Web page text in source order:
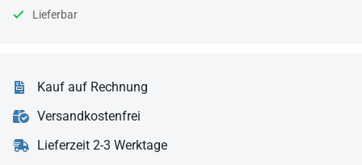
Lieferbar
Kauf auf Rechnung
Versandkostenfrei
Lieferzeit 2-3 Werktage